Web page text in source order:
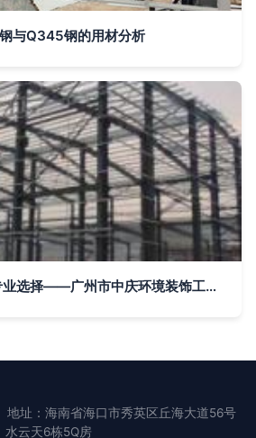
与Q345钢的用材分析
钢结构工程领域的专业选择——广州市中庆环境装饰工程部
地址：海南省海口市秀英区丘海大道56号
水云天6栋5Q房